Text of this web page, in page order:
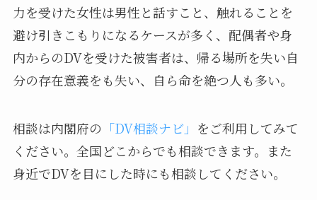
力を受けた女性は男性と話すこと、触れることを
避け引きこもりになるケースが多く、配偶者や身
内からのDVを受けた被害者は、帰る場所を失い自
分の存在意義をも失い、自ら命を絶つ人も多い。
相談は内閣府の 「DV相談ナビ」 をご利用してみて
ください。全国どこからでも相談できます。また
身近でDVを目にした時にも相談してください。